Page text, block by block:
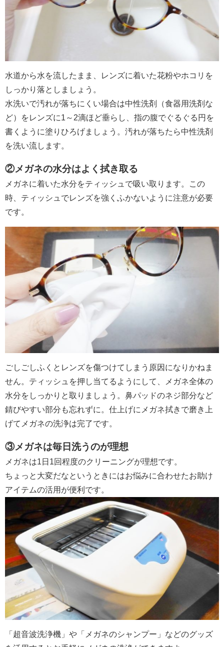
水道から水を流したまま、レンズに着いた花粉やホコリを
しっかり落としましょう。
水洗いで汚れが落ちにくい場合は中性洗剤（食器用洗剤な
ど）をレンズに1～2滴ほど垂らし、指の腹でぐるぐる円を
書くように塗りひろげましょう。汚れが落ちたら中性洗剤
を洗い流します。
②メガネの水分はよく拭き取る
メガネに着いた水分をティッシュで吸い取ります。この
時、ティッシュでレンズを強くふかないように注意が必要
です。
ごしごしふくとレンズを傷つけてしまう原因になりかねま
せん。ティッシュを押し当てるようにして、メガネ全体の
水分をしっかりと取りましょう。鼻パッドのネジ部分など
錆びやすい部分も忘れずに。仕上げにメガネ拭きで磨き上
げてメガネの洗浄は完了です。
③メガネは毎日洗うのが理想
メガネは1日1回程度のクリーニングが理想です。
ちょっと大変だなというときにはお悩みに合わせたお助け
アイテムの活用が便利です。
「超音波洗浄機」や「メガネのシャンプー」などのグッズ